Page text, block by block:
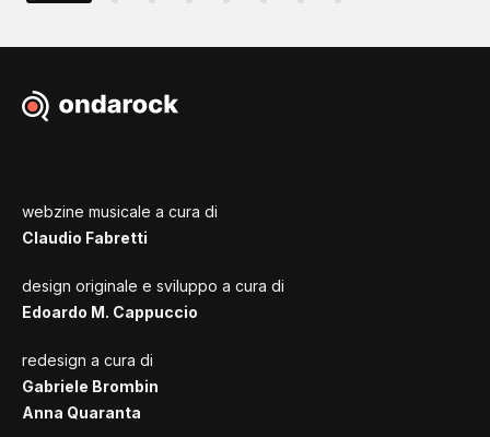
webzine musicale a cura di
Claudio Fabretti
design originale e sviluppo a cura di
Edoardo M. Cappuccio
redesign a cura di
Gabriele Brombin
Anna Quaranta